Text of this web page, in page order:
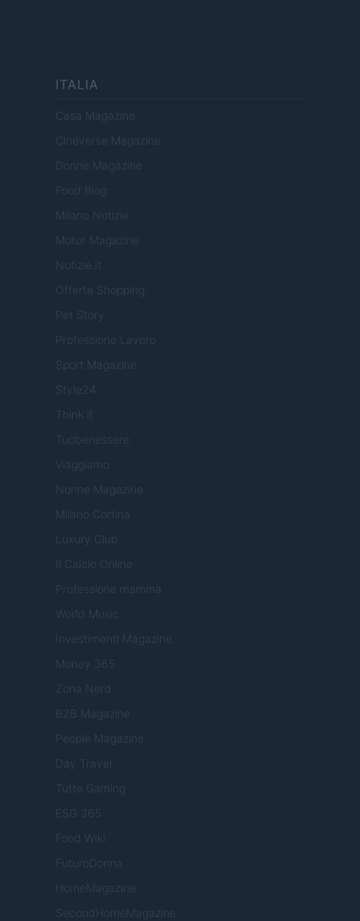
ITALIA
Casa Magazine
Cineverse Magazine
Donne Magazine
Food Blog
Milano Notizie
Motor Magazine
Notizie.it
Offerte Shopping
Pet Story
Professione Lavoro
Sport Magazine
Style24
Think.it
Tuobenessere
Viaggiamo
Nonne Magazine
Milano Cortina
Luxury Club
Il Calcio Online
Professione mamma
World Music
Investimenti Magazine
Money 365
Zona Nerd
B2B Magazine
People Magazine
Day Travel
Tutto Gaming
ESG 365
Food Wiki
FuturoDonna
HomeMagazine
SecondHomeMagazine